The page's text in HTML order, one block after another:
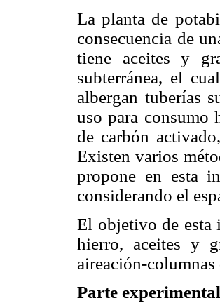
La planta de
consecuencia de
tiene aceites y
subterránea, el
albergan tuberías
uso para consumo
de carbón
Existen varios
propone en esta
considerando el
El objetivo de esta
hierro, aceites y
aireación-
Parte experimental